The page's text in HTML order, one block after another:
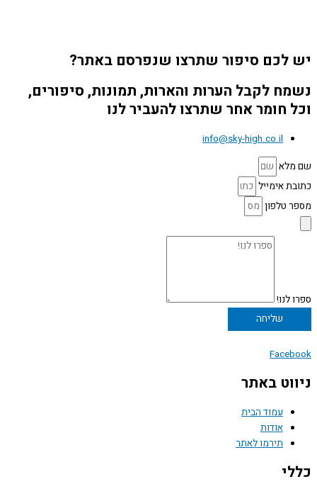
יש לכם סיפור שתרצו שנפרסם באתר?
נשמח לקבל הערות והארות, תמונות, סיפורים,
וכל חומר אחר שתרצו להעביר לנו
info@sky-high.co.il
שם מלא
כתובת אימייל
מספר טלפון
ספרו לנו!
שליחה
Facebook
ניווט באתר
עמוד הבית
אודות
תירמו לאתר
כללי